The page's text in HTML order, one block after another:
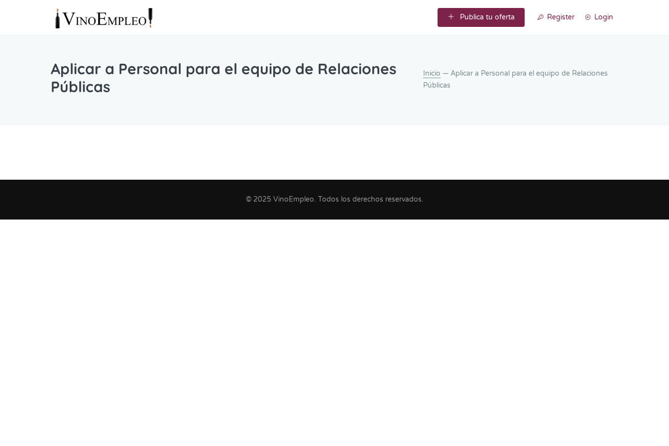
Publica tu oferta Register Login
Aplicar a Personal para el equipo de Relaciones
Públicas
Inicio — Aplicar a Personal para el equipo de Relaciones
Públicas
© 2025 VinoEmpleo. Todos los derechos reservados.